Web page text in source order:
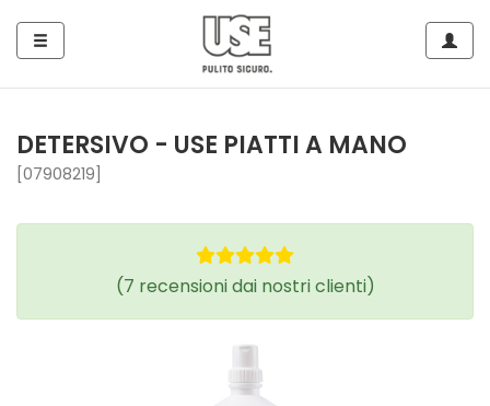
Tutto
Piatti
Side
DETERSIVO - USE PIATTI A MANO
[07908219]
(7 recensioni dai nostri clienti)